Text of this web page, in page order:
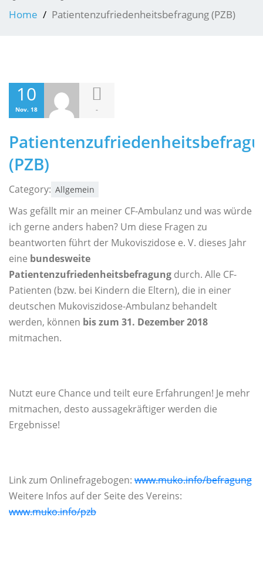
Home Patientenzufriedenheitsbefragung (PZB)
10
Nov. 18 -
(PZB)
Category: Allgemein
Was gefällt mir an meiner CF-Ambulanz und was würde
ich gerne anders haben? Um diese Fragen zu
beantworten führt der Mukoviszidose e. V. dieses Jahr
eine bundesweite
Patientenzufriedenheitsbefragung durch. Alle CF-
Patienten (bzw. bei Kindern die Eltern), die in einer
deutschen Mukoviszidose-Ambulanz behandelt
werden, können bis zum 31. Dezember 2018
mitmachen.
Nutzt eure Chance und teilt eure Erfahrungen! Je mehr
mitmachen, desto aussagekräftiger werden die
Ergebnisse!
Link zum Onlinefragebogen: www.muko.info/befragung
Weitere Infos auf der Seite des Vereins:
www.muko.info/pzb